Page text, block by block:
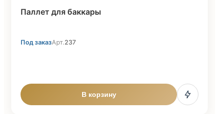
Паллет для баккары
Под заказАрт. 237
В корзину